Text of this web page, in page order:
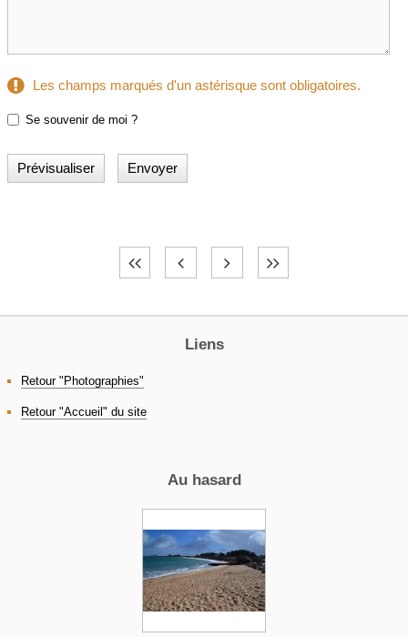
Les champs marqués d'un astérisque sont obligatoires.
Se souvenir de moi ?
Liens
Retour "Photographies"
Retour "Accueil" du site
Au hasard